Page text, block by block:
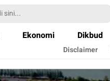
Ekonomi Dikbud
Disclaimer